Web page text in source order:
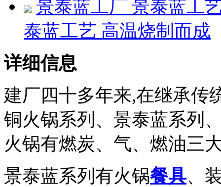
景泰蓝工厂 景泰蓝工
泰蓝工艺 高温烧制而成
详细信息
建厂四十多年来,在继承传
铜火锅系列、景泰蓝系列
火锅有燃炭、气、燃油三
景泰蓝系列有火锅餐具、